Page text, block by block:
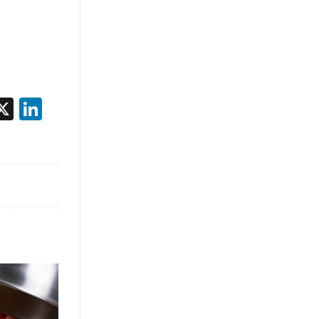
X LinkedIn